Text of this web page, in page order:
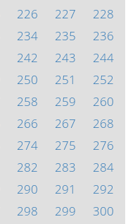
226 227
228
234 235
236
242 243
244
250 251
252
258 259
260
266 267
268
274 275
276
282 283
284
290 291
292
298 299
300